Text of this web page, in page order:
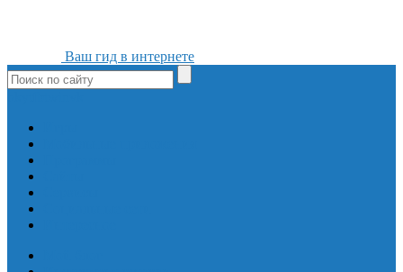
Ваш гид в интернете